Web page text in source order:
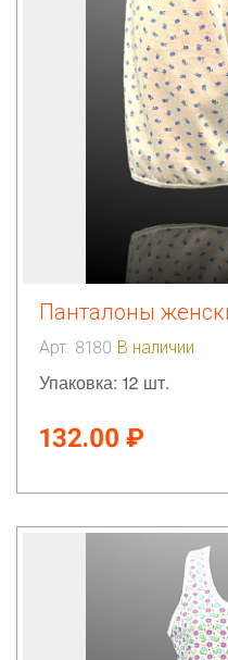
Панталоны
Арт. 8180 В наличии
Упаковка: 12 шт.
132.00 ₽